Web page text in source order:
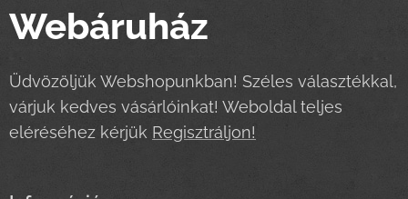
Webáruház
Üdvözöljük Webshopunkban! Széles választékkal,
várjuk kedves vásárlóinkat! Weboldal teljes
eléréséhez kérjük Regisztráljon!